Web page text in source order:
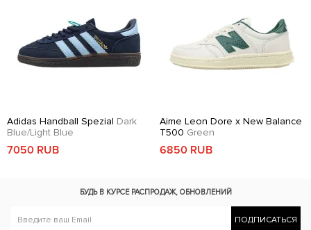
Adidas Handball Spezial Dark
Blue/Light Blue
7050 RUB
Aime Leon Dore x New Balance
T500 Green
6850 RUB
БУДЬ В КУРСЕ РАСПРОДАЖ, ОБНОВЛЕНИЙ
ПОДПИСАТЬСЯ